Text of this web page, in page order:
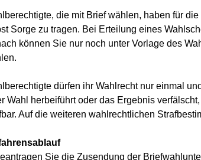
die mit Brief wählen, haben für
Sorge zu tragen. Bei Erteilung eines
können Sie nur noch unter Vorlage des
dürfen ihr Wahlrecht nur einmal
Wahl herbeiführt oder das Ergebnis
Auf die weiteren wahlrechtlichen
Sie die Zusendung der